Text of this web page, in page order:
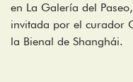
en La Galería del
invitada por el curador
la Bienal de Shanghái.